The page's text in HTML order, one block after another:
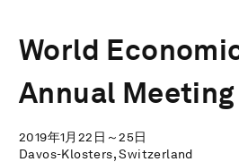
World
Annual Meeting
2019年1月22日～25日
Davos-Klosters, Switzerland